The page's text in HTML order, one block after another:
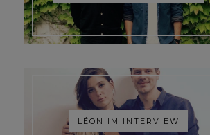
LÉON IM INTERVIEW